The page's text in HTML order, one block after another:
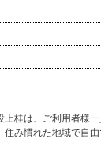
桂は、ご利用者様一
み慣れた地域で自